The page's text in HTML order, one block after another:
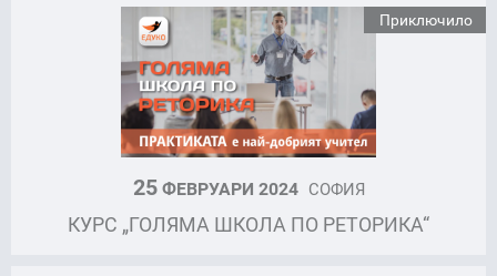
Приключило
25ФЕВРУАРИ 2024 СОФИЯ
КУРС „ГОЛЯМА ШКОЛА ПО РЕТОРИКА“